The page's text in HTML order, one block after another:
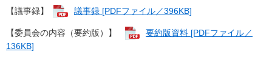
【議事録】 議事録 [PDFファイル／396KB]
【委員会の内容（要約版）】
要約版資料 [PDFファイル／
136KB]